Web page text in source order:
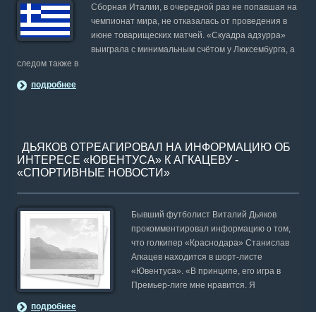
Сборная Италии, в очередной раз не попавшая на
чемпионат мира, не отказалась от проведения в
июне товарищеских матчей. «Скуадра адзурра»
выиграла с минимальным счётом у Люксембурга, а
следом также в
подробнее
ДЬЯКОВ ОТРЕАГИРОВАЛ НА ИНФОРМАЦИЮ ОБ
ИНТЕРЕСЕ «ЮВЕНТУСА» К АГКАЦЕВУ -
«СПОРТИВНЫЕ НОВОСТИ»
Бывший футболист Виталий Дьяков
прокомментировал информацию о том,
что голкипер «Краснодара» Станислав
Агкацев находится в шорт-листе
«Ювентуса». «В принципе, его игра в
Премьер-лиге мне нравится. Я
подробнее